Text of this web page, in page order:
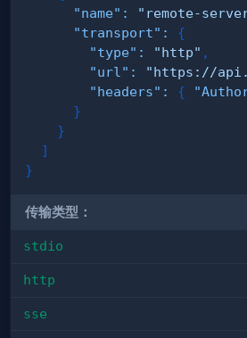
"name" : "remote-
"transport" :
{
"type" : "http" ,
"url" : "https://
"headers" : {
}
}
]
}
传输类型：
stdio
http
sse